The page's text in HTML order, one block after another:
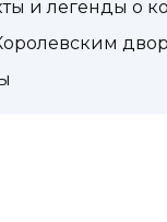
и легенды о